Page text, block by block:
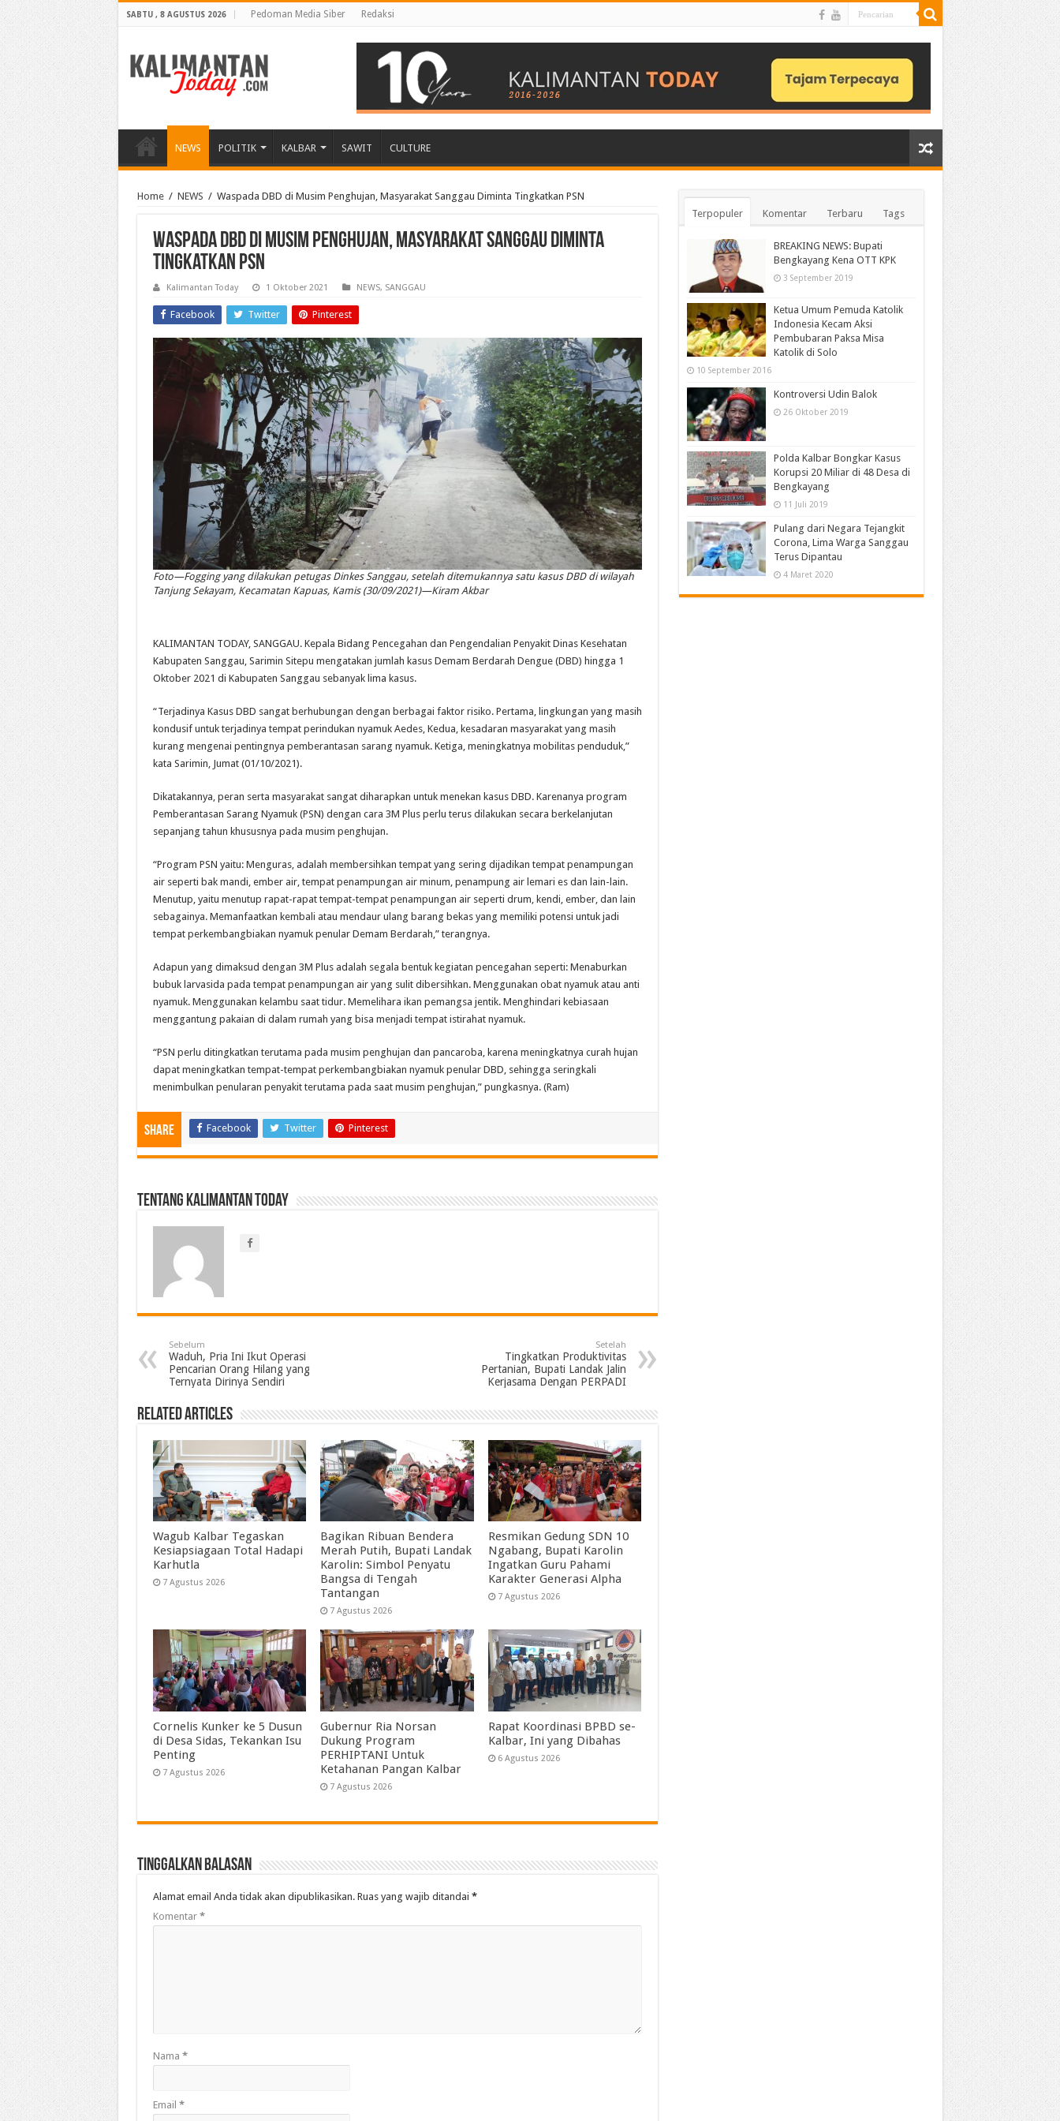
SABTU , 8 AGUSTUS 2026 Pedoman Media Siber Redaksi
NEWS POLITIK KALBAR SAWIT CULTURE
Home / NEWS / Waspada DBD di Musim Penghujan, Masyarakat Sanggau Diminta Tingkatkan PSN
Waspada DBD di Musim Penghujan, Masyarakat Sanggau Diminta
Tingkatkan PSN
Kalimantan Today 1 Oktober 2021 NEWS, SANGGAU
Facebook Twitter Pinterest
Foto—Fogging yang dilakukan petugas Dinkes Sanggau, setelah ditemukannya satu kasus DBD di wilayah
Tanjung Sekayam, Kecamatan Kapuas, Kamis (30/09/2021)—Kiram Akbar
KALIMANTAN TODAY, SANGGAU. Kepala Bidang Pencegahan dan Pengendalian Penyakit Dinas Kesehatan
Kabupaten Sanggau, Sarimin Sitepu mengatakan jumlah kasus Demam Berdarah Dengue (DBD) hingga 1
Oktober 2021 di Kabupaten Sanggau sebanyak lima kasus.
“Terjadinya Kasus DBD sangat berhubungan dengan berbagai faktor risiko. Pertama, lingkungan yang masih
kondusif untuk terjadinya tempat perindukan nyamuk Aedes, Kedua, kesadaran masyarakat yang masih
kurang mengenai pentingnya pemberantasan sarang nyamuk. Ketiga, meningkatnya mobilitas penduduk,”
kata Sarimin, Jumat (01/10/2021).
Dikatakannya, peran serta masyarakat sangat diharapkan untuk menekan kasus DBD. Karenanya program
Pemberantasan Sarang Nyamuk (PSN) dengan cara 3M Plus perlu terus dilakukan secara berkelanjutan
sepanjang tahun khususnya pada musim penghujan.
“Program PSN yaitu: Menguras, adalah membersihkan tempat yang sering dijadikan tempat penampungan
air seperti bak mandi, ember air, tempat penampungan air minum, penampung air lemari es dan lain-lain.
Menutup, yaitu menutup rapat-rapat tempat-tempat penampungan air seperti drum, kendi, ember, dan lain
sebagainya. Memanfaatkan kembali atau mendaur ulang barang bekas yang memiliki potensi untuk jadi
tempat perkembangbiakan nyamuk penular Demam Berdarah,” terangnya.
Adapun yang dimaksud dengan 3M Plus adalah segala bentuk kegiatan pencegahan seperti: Menaburkan
bubuk larvasida pada tempat penampungan air yang sulit dibersihkan. Menggunakan obat nyamuk atau anti
nyamuk. Menggunakan kelambu saat tidur. Memelihara ikan pemangsa jentik. Menghindari kebiasaan
menggantung pakaian di dalam rumah yang bisa menjadi tempat istirahat nyamuk.
“PSN perlu ditingkatkan terutama pada musim penghujan dan pancaroba, karena meningkatnya curah hujan
dapat meningkatkan tempat-tempat perkembangbiakan nyamuk penular DBD, sehingga seringkali
menimbulkan penularan penyakit terutama pada saat musim penghujan,” pungkasnya. (Ram)
Share Facebook Twitter Pinterest
Tentang Kalimantan Today
Sebelum
Waduh, Pria Ini Ikut Operasi
Pencarian Orang Hilang yang
Ternyata Dirinya Sendiri
Setelah
Tingkatkan Produktivitas
Pertanian, Bupati Landak Jalin
Kerjasama Dengan PERPADI
Related Articles
Wagub Kalbar Tegaskan
Kesiapsiagaan Total Hadapi
Karhutla
7 Agustus 2026
Bagikan Ribuan Bendera
Merah Putih, Bupati Landak
Karolin: Simbol Penyatu
Bangsa di Tengah
Tantangan
7 Agustus 2026
Resmikan Gedung SDN 10
Ngabang, Bupati Karolin
Ingatkan Guru Pahami
Karakter Generasi Alpha
7 Agustus 2026
Cornelis Kunker ke 5 Dusun
di Desa Sidas, Tekankan Isu
Penting
7 Agustus 2026
Gubernur Ria Norsan
Dukung Program
PERHIPTANI Untuk
Ketahanan Pangan Kalbar
7 Agustus 2026
Rapat Koordinasi BPBD se-
Kalbar, Ini yang Dibahas
6 Agustus 2026
Tinggalkan Balasan
Alamat email Anda tidak akan dipublikasikan. Ruas yang wajib ditandai *
Komentar *
Nama *
Email *
Terpopuler Komentar Terbaru Tags
BREAKING NEWS: Bupati
Bengkayang Kena OTT KPK
3 September 2019
Ketua Umum Pemuda Katolik
Indonesia Kecam Aksi
Pembubaran Paksa Misa
Katolik di Solo
10 September 2016
Kontroversi Udin Balok
26 Oktober 2019
Polda Kalbar Bongkar Kasus
Korupsi 20 Miliar di 48 Desa di
Bengkayang
11 Juli 2019
Pulang dari Negara Tejangkit
Corona, Lima Warga Sanggau
Terus Dipantau
4 Maret 2020